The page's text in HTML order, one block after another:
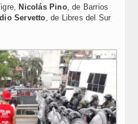
Nicolás Pino, de Barrios
Servetto , de Libres del Sur